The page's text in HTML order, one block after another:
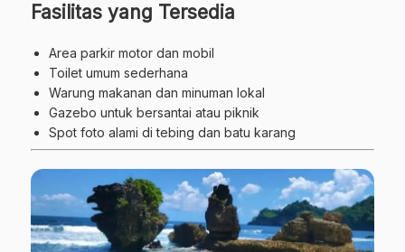
Fasilitas yang Tersedia
Area parkir motor dan mobil
Toilet umum sederhana
Warung makanan dan minuman lokal
Gazebo untuk bersantai atau piknik
Spot foto alami di tebing dan batu karang